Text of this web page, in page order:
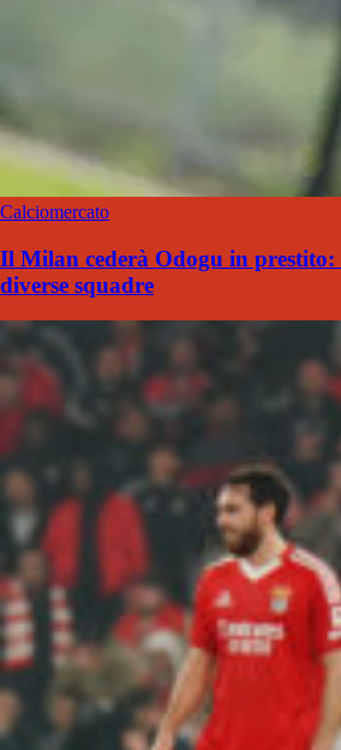
Calciomercato
Il Milan cederà Odogu in prestito:
diverse squadre